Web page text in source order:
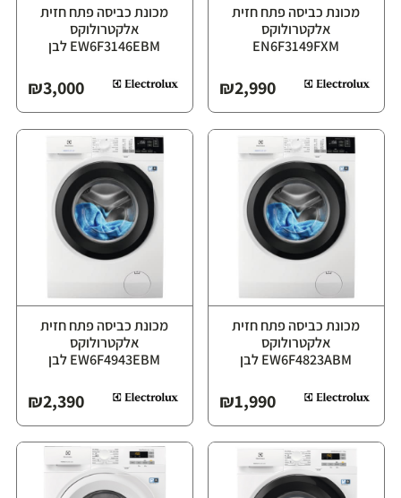
מכונת כביסה פתח חזית
אלקטרולוקס
EN6F3149FXM
₪2,990
מכונת כביסה פתח חזית
אלקטרולוקס
EW6F3146EBM לבן
₪3,000
מכונת כביסה פתח חזית
אלקטרולוקס
EW6F4823ABM לבן
₪1,990
מכונת כביסה פתח חזית
אלקטרולוקס
EW6F4943EBM לבן
₪2,390